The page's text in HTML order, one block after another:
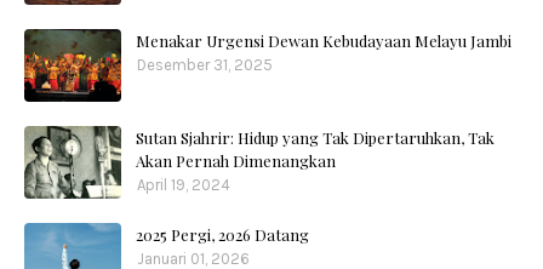
Menakar Urgensi Dewan Kebudayaan Melayu Jambi
Desember 31, 2025
Sutan Sjahrir: Hidup yang Tak Dipertaruhkan, Tak
Akan Pernah Dimenangkan
April 19, 2024
2025 Pergi, 2026 Datang
Januari 01, 2026